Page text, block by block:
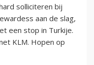
solliciteren bij
aan de slag,
een stop in Turkije.
KLM. Hopen op